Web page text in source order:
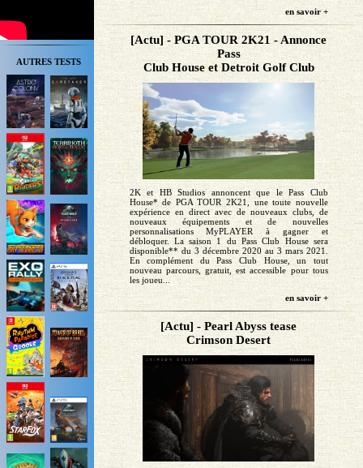
AUTRES TESTS
en savoir +
[Actu] - PGA TOUR 2K21 - Annonce
Pass
Club House et Detroit Golf Club
2K et HB Studios annoncent que le Pass Club
House* de PGA TOUR 2K21, une toute nouvelle
expérience en direct avec de nouveaux clubs, de
nouveaux équipements et de nouvelles
personnalisations MyPLAYER à gagner et
débloquer. La saison 1 du Pass Club House sera
disponible** du 3 décembre 2020 au 3 mars 2021.
En complément du Pass Club House, un tout
nouveau parcours, gratuit, est accessible pour tous
les joueu...
en savoir +
[Actu] - Pearl Abyss tease
Crimson Desert